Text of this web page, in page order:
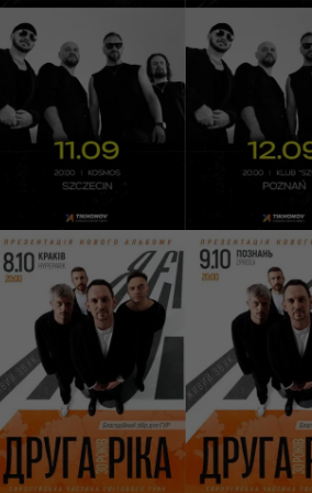
сцені
Szczecin, Centrum
Kosmos
149 - 169 PLN
КУПИТИ
сцені
Poznań, Klub
149 - 169 PLN
КУПИТИ
08/10/2026 20:00
Друга Ріка. Я Є! 30
Kraków, Hype Park
169 - 189 PLN
КУПИТИ
09/10/2026
Друга Ріка.
Poznań, Klub
169 - 189 PLN
КУПИТИ